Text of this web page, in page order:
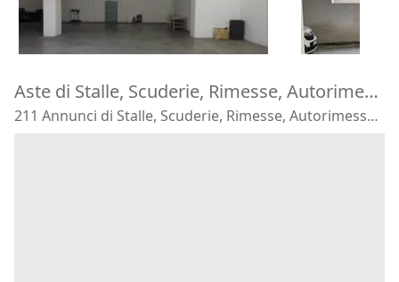
Montecosaro (Macerata)
16/10/2026
Carini
15/09/2026
Aste di Stalle, Scuderie, Rimesse, Autorimesse Veneto
211 Annunci di Stalle, Scuderie, Rimesse, Autorimesse - Veneto